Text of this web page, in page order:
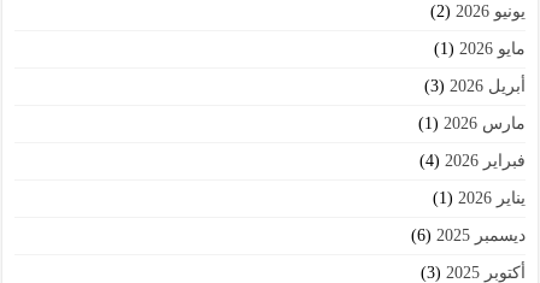
يونيو 2026 (2)
مايو 2026 (1)
أبريل 2026 (3)
مارس 2026 (1)
فبراير 2026 (4)
يناير 2026 (1)
ديسمبر 2025 (6)
أكتوبر 2025 (3)